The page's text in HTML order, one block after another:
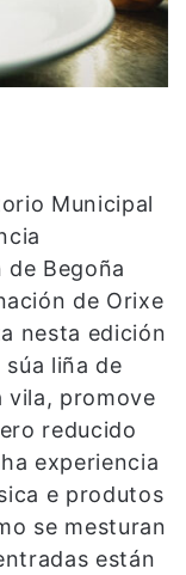
Municipal
Begoña
de Orixe
nesta edición
liña de
vila, promove
reducido
experiencia
e produtos
se mesturan
están